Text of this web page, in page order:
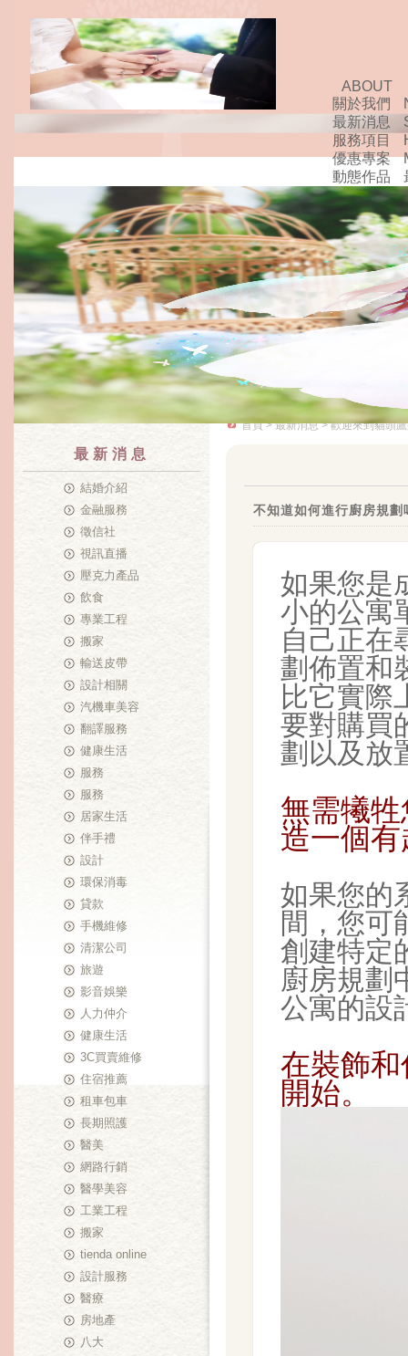
ABOUT
關於我們
最新消息
服務項目
優惠專案
動態作品
最新消息
結婚介紹
金融服務
徵信社
視訊直播
壓克力產品
飲食
專業工程
搬家
輸送皮帶
設計相關
汽機車美容
翻譯服務
健康生活
服務
服務
居家生活
伴手禮
設計
環保消毒
貸款
手機維修
清潔公司
旅遊
影音娛樂
人力仲介
健康生活
3C買賣維修
住宿推薦
租車包車
長期照護
醫美
網路行銷
醫學美容
工業工程
搬家
tienda online
設計服務
醫療
房地產
八大
首頁>最新消息> 歡迎來到貓頭
不知道如何進行廚房規
如果您是
小的公寓
自己正在
劃佈置和
比它實際
要對購買
劃以及放
無需犧
造一個
如果您的
間，您可
創建特定
廚房規劃
公寓的設
在裝飾
開始。